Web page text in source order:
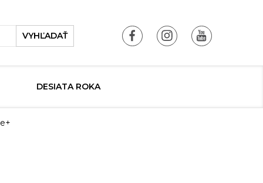
VYHĽADAŤ
DESIATA ROKA